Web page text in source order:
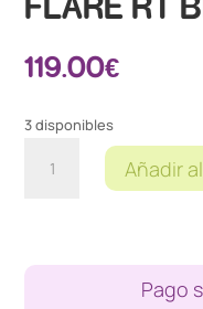
119.00€
3 disponibles
JUEGO
ION
Añadir
Pago